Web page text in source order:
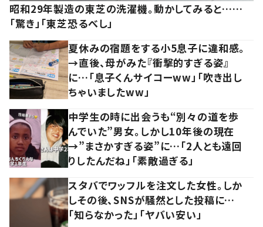
昭和29年製造の東芝の洗濯機。動かしてみると……
「驚き」「東芝恐るべし」
夏休みの宿題をする小5息子に違和感。
→直後、母がみた『衝撃的すぎる姿』
に…「息子くんサイコーww」「吹き出し
ちゃいましたww」
中学生の時に出会うも“別々の道を歩
んでいた”男女。しかし10年後の現在
→”まさかすぎる姿”に…「2人とも遠回
りしたんだね」「素敵過ぎる」
スタバでワッフルを注文した女性。しか
しその後、SNSが騒然とした投稿に…
「知らなかった」「ヤバい安い」